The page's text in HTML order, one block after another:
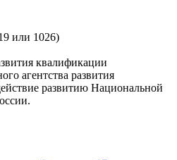
или 1026)
квалификации
агентства развития
развитию Национальной